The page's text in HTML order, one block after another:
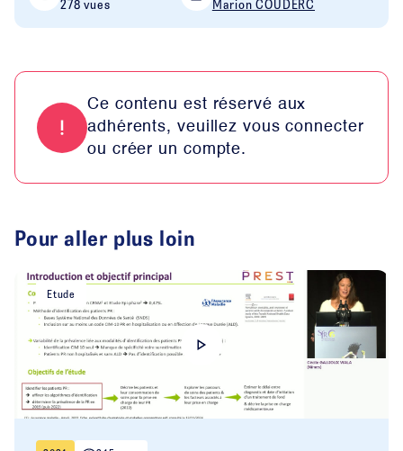
278 vues Marion COUDERC
Ce contenu est réservé aux
adhérents, veuillez vous connecter
ou créer un compte.
Pour aller plus loin
Etude